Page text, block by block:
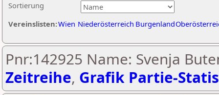
Sortierung
Vereinslisten:Wien Niederösterreich Burgenland
Pnr:142925 Name: Svenja
Zeitreihe, Grafik Partie-